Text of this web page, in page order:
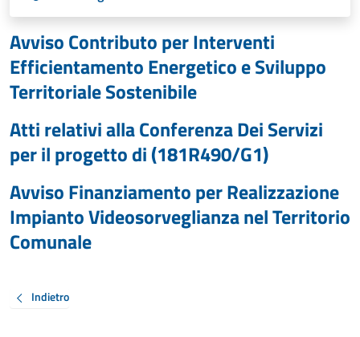
Avviso Contributo per Interventi
Efficientamento Energetico e Sviluppo
Territoriale Sostenibile
Atti relativi alla Conferenza Dei Servizi
per il progetto di (181R490/G1)
Avviso Finanziamento per Realizzazione
Impianto Videosorveglianza nel Territorio
Comunale
Indietro